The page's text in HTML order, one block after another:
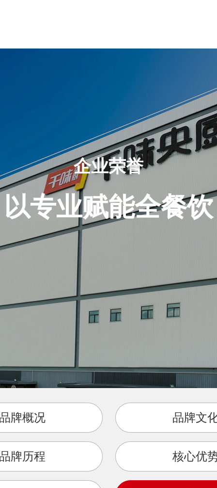
企业荣誉
以专业赋能全餐饮
牌概况 品牌文
牌历程 核心优